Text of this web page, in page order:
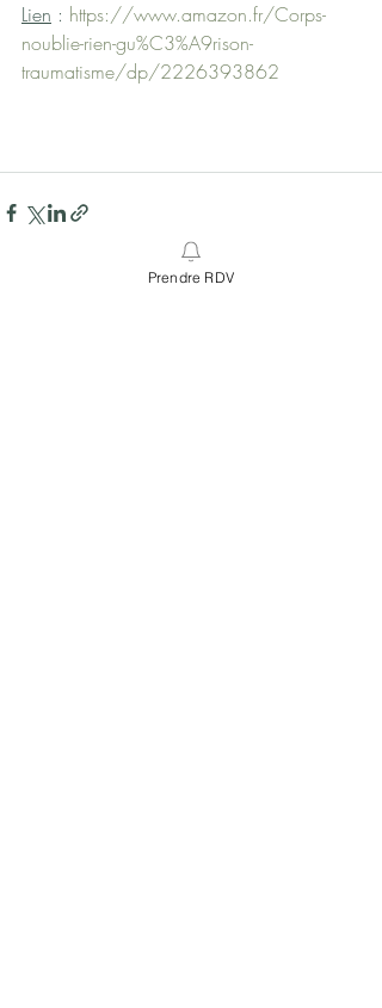
Lien : https://www.amazon.fr/Corps-
noublie-rien-gu%C3%A9rison-
traumatisme/dp/2226393862
Prendre RDV